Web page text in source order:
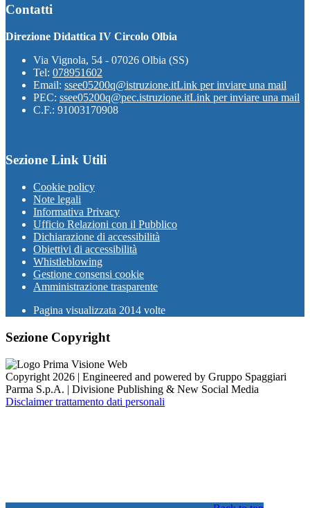
Contatti
Direzione Didattica IV Circolo Olbia
Via Vignola, 54 - 07026 Olbia (SS)
Tel: 078951602
Email: ssee05200q@istruzione.itLink per inviare una mail
PEC: ssee05200q@pec.istruzione.itLink per inviare una mail
C.F.: 91003170908
Sezione Link Utili
Cookie policy
Note legali
Informativa Privacy
Ufficio Relazioni con il Pubblico
Dichiarazione di accessibilità
Obiettivi di accessibilità
Whistleblowing
Gestione consensi cookie
Amministrazione trasparente
Pagina visualizzata 2014 volte
Sezione Copyright
Copyright 2026 | Engineered and powered by Gruppo Spaggiari
Parma S.p.A. | Divisione Publishing & New Social Media
Disclaimer trattamento dati personali